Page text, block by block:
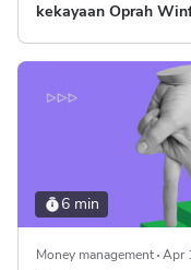
kekayaan Oprah
6 min
Money management Apr